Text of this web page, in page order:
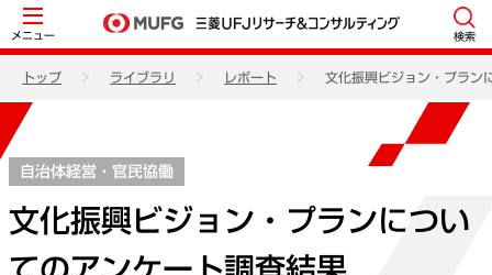
メニュー 検索
トップ ライブラリ レポート 文化振興ビジョン・プラン
自治体経営・官民協働
文化振興ビジョン・プランについ